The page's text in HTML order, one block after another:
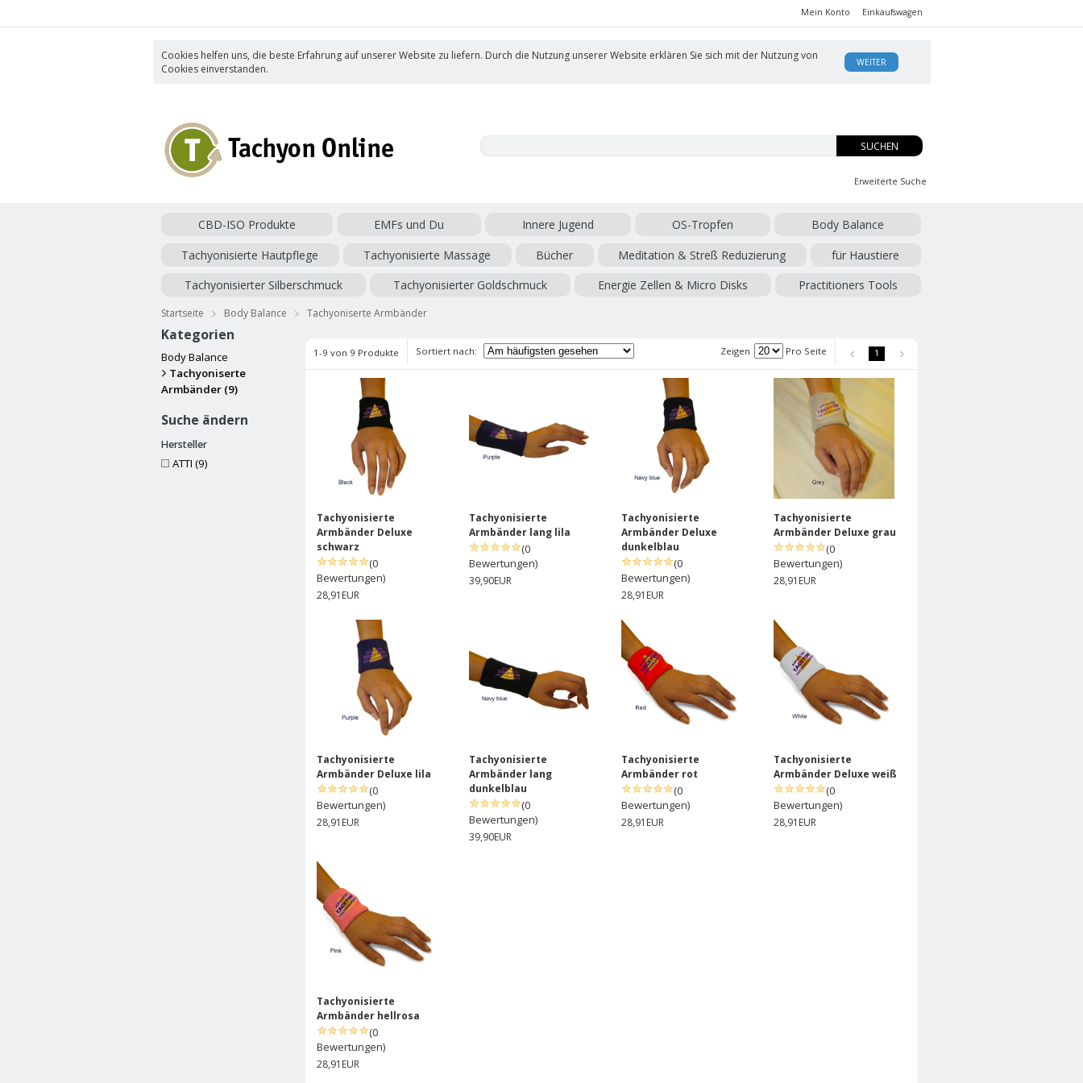
Mein Konto Einkaufswagen
Cookies helfen uns, die beste Erfahrung auf unserer Website zu liefern. Durch die Nutzung unserer Website erklären Sie sich mit der Nutzung von
Cookies einverstanden.
WEITER
SUCHEN
Erweiterte Suche
CBD-ISO Produkte EMFs und Du Innere Jugend OS-Tropfen
Body Balance
Tachyonisierte Hautpflege
Tachyonisierte Massage Bücher Meditation & Streß Reduzierung
für Haustiere
Tachyonisierter Silberschmuck
Tachyonisierter Goldschmuck Energie Zellen & Micro Disks Practitioners Tools
Startseite Body Balance Tachyoniserte Armbänder
Kategorien
Body Balance
Tachyoniserte
Armbänder (9)
Suche ändern
Hersteller
ATTI (9)
1-9 von 9 Produkte Sortiert nach: Zeigen Pro Seite 1
Tachyonisierte
Armbänder Deluxe
schwarz
(0
Bewertungen)
28,91EUR
Tachyonisierte
Armbänder lang lila
(0
Bewertungen)
39,90EUR
Tachyonisierte
Armbänder Deluxe
dunkelblau
(0
Bewertungen)
28,91EUR
Tachyonisierte
Armbänder Deluxe grau
(0
Bewertungen)
28,91EUR
Tachyonisierte
Armbänder Deluxe lila
(0
Bewertungen)
28,91EUR
Tachyonisierte
Armbänder lang
dunkelblau
(0
Bewertungen)
39,90EUR
Tachyonisierte
Armbänder rot
(0
Bewertungen)
28,91EUR
Tachyonisierte
Armbänder Deluxe weiß
(0
Bewertungen)
28,91EUR
Tachyonisierte
Armbänder hellrosa
(0
Bewertungen)
28,91EUR